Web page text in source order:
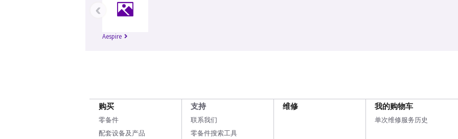
Aespire
‹
购买
零备件
配套设备及产品
支持
联系我们
零备件搜索工具
维修 我的购物车
单次维修服务历史